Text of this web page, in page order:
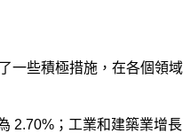
一些積極措施，在各個領域
2.70%；工業和建築業增長